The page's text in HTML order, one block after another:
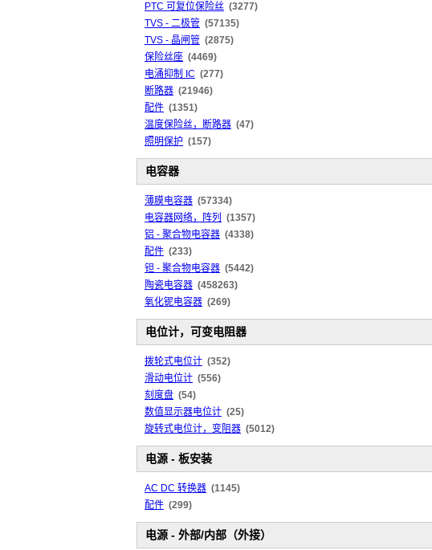
PTC 可复位保险丝 (3277)
TVS - 二极管 (57135)
TVS - 晶闸管 (2875)
保险丝座 (4469)
电涌抑制 IC (277)
断路器 (21946)
配件 (1351)
温度保险丝，断路器 (47)
照明保护 (157)
电容器
薄膜电容器 (57334)
电容器网络，阵列
(1357)
铝 - 聚合物电容器 (4338)
配件 (233)
钽 - 聚合物电容器 (5442)
陶瓷电容器 (458263)
氧化铌电容器 (269)
电位计，可变电阻器
拨轮式电位计 (352)
滑动电位计 (556)
刻度盘 (54)
数值显示器电位计 (25)
旋转式电位计，变阻器 (5012)
电源 - 板安装
AC DC 转换器 (1145)
配件 (299)
电源 - 外部/内部（外接）